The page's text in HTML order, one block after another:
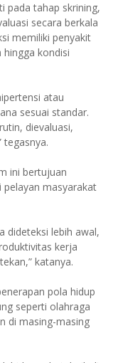
pada tahap skrining,
secara berkala
memiliki penyakit
kondisi
atau
sesuai standar.
dievaluasi,
tegasnya.
ini bertujuan
pelayan masyarakat
dideteksi lebih awal,
kerja
katanya.
pola hidup
seperti olahraga
di masing-masing